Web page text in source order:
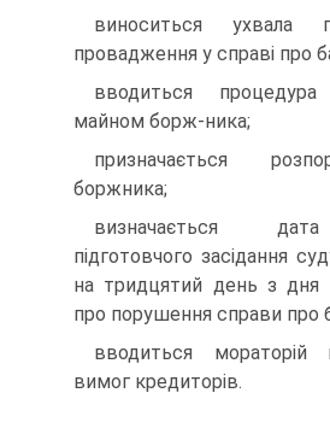
виноситься ухвала
провадження у справі про
вводиться процедура
майном борж-ника;
призначається
боржника;
визначається
підготовчого засідання
на тридцятий день з дня
про порушення справи про
вводиться мораторій
вимог кредиторів.